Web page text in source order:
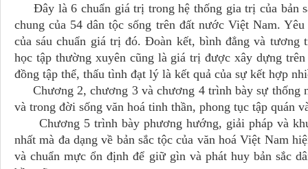
Đây là 6 chuẩn giá trị trong hệ thống gia trị của bản
chung của 54 dân tộc sống trên đất nước Việt Nam.
của sáu chuẩn giá trị đó. Đoàn kết, bình đẳng và tương
học tập thường xuyên cũng là giá trị được xây dựng
đồng tập thể, thấu tình đạt lý là kết quả của sự kết hợp
Chương 2, chương 3 và chương 4 trình bày sự thống
và trong đời sống văn hoá tinh thần, phong tục tập quán
Chương 5 trình bày phương hướng, giải pháp và
nhất mà đa dạng về bản sắc tộc của văn hoá Việt Nam
và chuẩn mực ổn định để giữ gìn và phát huy bản sắc